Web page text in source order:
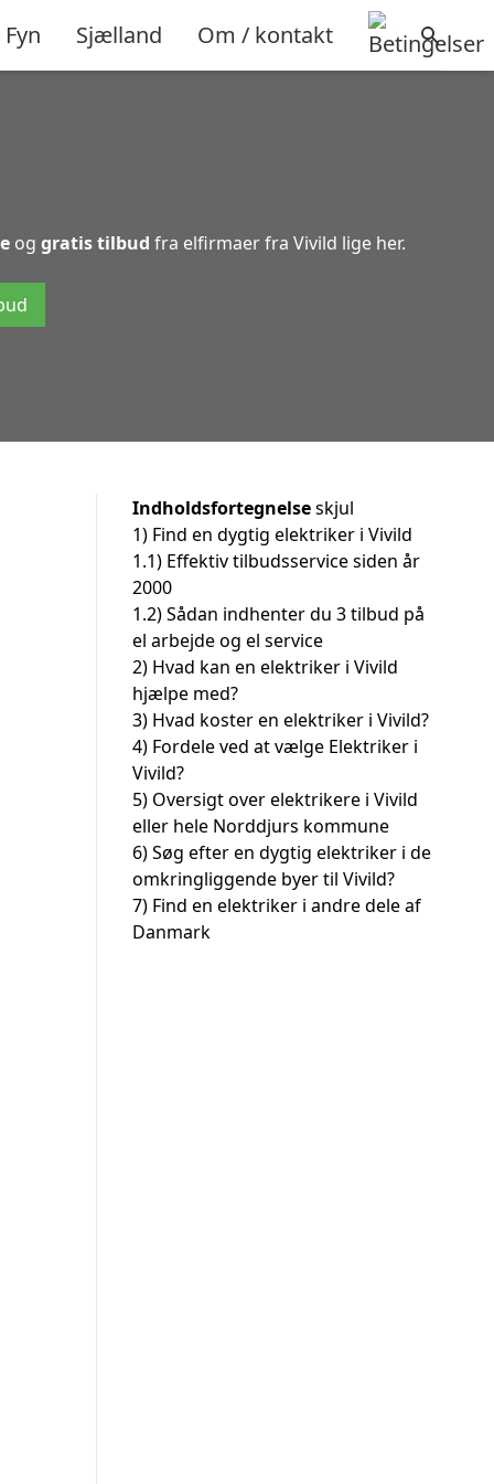
Fyn Sjælland Om / kontakt
og gratis tilbud fra elfirmaer fra Vivild lige her.
Indholdsfortegnelseskjul
1) Find en dygtig elektriker i Vivild
1.1) Effektiv tilbudsservice siden år
2000
1.2)Sådan indhenter du 3 tilbud på
el arbejde og el service
2) Hvad kan en elektriker i Vivild
hjælpe med?
3) Hvad koster en elektriker i Vivild?
4) Fordele ved at vælge Elektriker i
Vivild?
5) Oversigt over elektrikere i Vivild
eller hele Norddjurs kommune
6)Søg efter en dygtig elektriker i de
omkringliggende byer til Vivild?
7) Find en elektriker i andre dele af
Danmark